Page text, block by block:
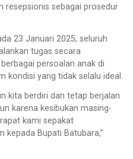
resepsionis sebagai prosedur
23 Januari 2025, seluruh
tugas secara
persoalan anak di
kondisi yang tidak selalu ideal.
kita berdiri dan tetap berjalan
karena kesibukan masing-
kami sepakat
kepada Bupati Batubara,”